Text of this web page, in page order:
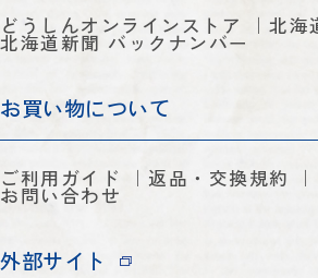
どうしんオンラインストア 北海
北海道新聞 バックナンバー
お買い物について
ご利用ガイド 返品・交換規約
お問い合わせ
外部サイト